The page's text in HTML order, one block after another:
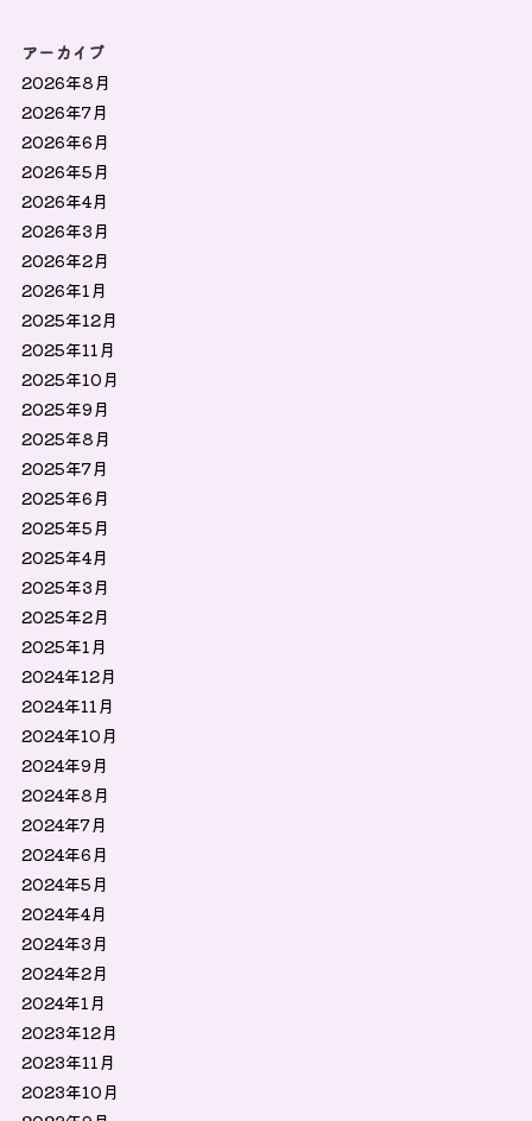
アーカイブ
2026年8月
2026年7月
2026年6月
2026年5月
2026年4月
2026年3月
2026年2月
2026年1月
2025年12月
2025年11月
2025年10月
2025年9月
2025年8月
2025年7月
2025年6月
2025年5月
2025年4月
2025年3月
2025年2月
2025年1月
2024年12月
2024年11月
2024年10月
2024年9月
2024年8月
2024年7月
2024年6月
2024年5月
2024年4月
2024年3月
2024年2月
2024年1月
2023年12月
2023年11月
2023年10月